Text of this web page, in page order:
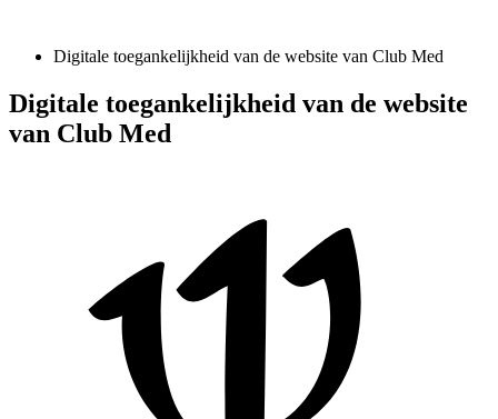
Digitale toegankelijkheid van de website van Club Med
Digitale toegankelijkheid van de website
van Club Med